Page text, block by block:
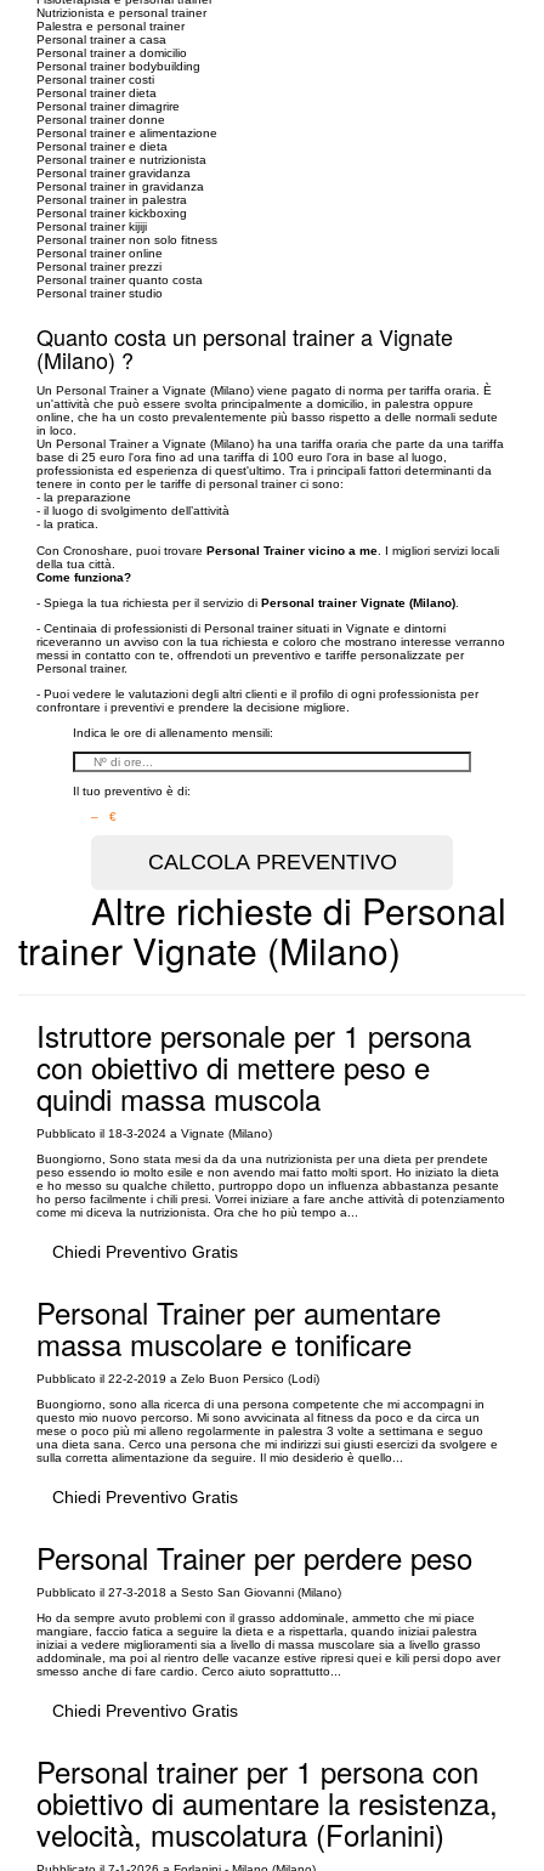
Nutrizionista e personal trainer
Palestra e personal trainer
Personal trainer a casa
Personal trainer a domicilio
Personal trainer bodybuilding
Personal trainer costi
Personal trainer dieta
Personal trainer dimagrire
Personal trainer donne
Personal trainer e alimentazione
Personal trainer e dieta
Personal trainer e nutrizionista
Personal trainer gravidanza
Personal trainer in gravidanza
Personal trainer in palestra
Personal trainer kickboxing
Personal trainer kijiji
Personal trainer non solo fitness
Personal trainer online
Personal trainer prezzi
Personal trainer quanto costa
Personal trainer studio
Quanto costa un personal trainer a Vignate
(Milano) ?
Un Personal Trainer a Vignate (Milano) viene pagato di norma per tariffa oraria. È
un'attività che può essere svolta principalmente a domicilio, in palestra oppure
online, che ha un costo prevalentemente più basso rispetto a delle normali sedute
in loco.
Un Personal Trainer a Vignate (Milano) ha una tariffa oraria che parte da una tariffa
base di 25 euro l'ora fino ad una tariffa di 100 euro l'ora in base al luogo,
professionista ed esperienza di quest'ultimo. Tra i principali fattori determinanti da
tenere in conto per le tariffe di personal trainer ci sono:
- la preparazione
- il luogo di svolgimento dell’attività
- la pratica.
Con Cronoshare, puoi trovare Personal Trainer vicino a me . I migliori servizi locali
della tua città.
Come funziona?
- Spiega la tua richiesta per il servizio di Personal trainer Vignate (Milano)
- Centinaia di professionisti di Personal trainer situati in Vignate e dintorni
riceveranno un avviso con la tua richiesta e coloro che mostrano interesse verranno
messi in contatto con te, offrendoti un preventivo e tariffe personalizzate per
Personal trainer.
- Puoi vedere le valutazioni degli altri clienti e il profilo di ogni professionista per
confrontare i preventivi e prendere la decisione migliore.
Indica le ore di allenamento mensili:
Il tuo preventivo è di:
– €
Altre richieste di Personal
trainer Vignate (Milano)
Istruttore personale per 1 persona
con obiettivo di mettere peso e
quindi massa muscola
Pubblicato il 18-3-2024 a Vignate (Milano)
Buongiorno, Sono stata mesi da da una nutrizionista per una dieta per prendete
peso essendo io molto esile e non avendo mai fatto molti sport. Ho iniziato la dieta
e ho messo su qualche chiletto, purtroppo dopo un influenza abbastanza pesante
ho perso facilmente i chili presi. Vorrei iniziare a fare anche attività di potenziamento
come mi diceva la nutrizionista. Ora che ho più tempo a...
Chiedi Preventivo Gratis
Personal Trainer per aumentare
massa muscolare e tonificare
Pubblicato il 22-2-2019 a Zelo Buon Persico (Lodi)
Buongiorno, sono alla ricerca di una persona competente che mi accompagni in
questo mio nuovo percorso. Mi sono avvicinata al fitness da poco e da circa un
mese o poco più mi alleno regolarmente in palestra 3 volte a settimana e seguo
una dieta sana. Cerco una persona che mi indirizzi sui giusti esercizi da svolgere e
sulla corretta alimentazione da seguire. Il mio desiderio è quello...
Chiedi Preventivo Gratis
Personal Trainer per perdere peso
Pubblicato il 27-3-2018 a Sesto San Giovanni (Milano)
Ho da sempre avuto problemi con il grasso addominale, ammetto che mi piace
mangiare, faccio fatica a seguire la dieta e a rispettarla, quando iniziai palestra
iniziai a vedere miglioramenti sia a livello di massa muscolare sia a livello grasso
addominale, ma poi al rientro delle vacanze estive ripresi quei e kili persi dopo aver
smesso anche di fare cardio. Cerco aiuto soprattutto...
Chiedi Preventivo Gratis
Personal trainer per 1 persona con
obiettivo di aumentare la resistenza,
velocità, muscolatura (Forlanini)